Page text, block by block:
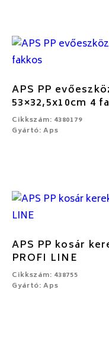
APS PP
53×32,5x10cm 4
Cikkszám: 4380179
Gyártó: Aps
APS PP kosár
PROFI LINE
Cikkszám: 438755
Gyártó: Aps